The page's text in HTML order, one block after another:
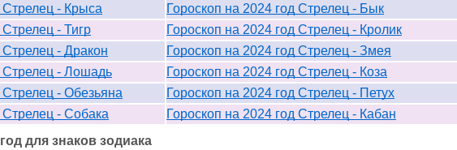
Стрелец - Крыса
Гороскоп на 2024 год Стрелец - Бык
- Тигр
Гороскоп на 2024 год Стрелец - Кролик
Стрелец - Дракон
Гороскоп на 2024 год Стрелец - Змея
Стрелец - Лошадь
Гороскоп на 2024 год Стрелец - Коза
Стрелец - Обезьяна
Гороскоп на 2024 год Стрелец - Петух
Стрелец - Собака
Гороскоп на 2024 год Стрелец - Кабан
для знаков зодиака